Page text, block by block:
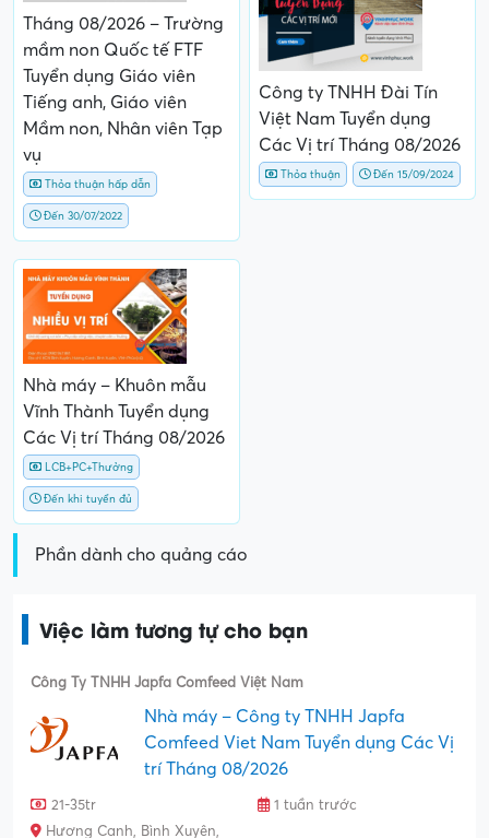
Tháng 08/2026 – Trường
mầm non Quốc tế FTF
Tuyển dụng Giáo viên
Tiếng anh, Giáo viên
Mầm non, Nhân viên Tạp
vụ
Thỏa thuận hấp dẫn
Đến 30/07/2022
Công ty TNHH Đài Tín
Việt Nam Tuyển dụng
Các Vị trí Tháng 08/2026
Thỏa thuận Đến 15/09/2024
Nhà máy – Khuôn mẫu
Vĩnh Thành Tuyển dụng
Các Vị trí Tháng 08/2026
LCB+PC+Thưởng
Đến khi tuyển đủ
Phần dành cho quảng cáo
Việc làm tương tự cho bạn
Công Ty TNHH Japfa Comfeed Việt Nam
Nhà máy – Công ty TNHH Japfa
Comfeed Viet Nam Tuyển dụng Các Vị
trí Tháng 08/2026
21-35tr
1 tuần trước
Hương Canh, Bình Xuyên,